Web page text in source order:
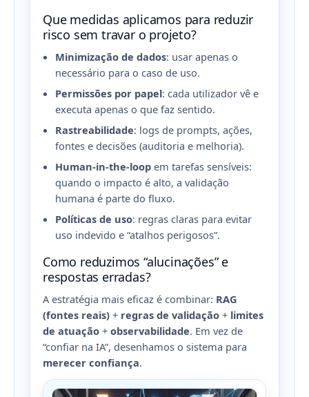
Que medidas aplicamos para reduzir
risco sem travar o projeto?
Minimização de dados: usar apenas o
necessário para o caso de uso.
Permissões por papel: cada utilizador vê e
executa apenas o que faz sentido.
Rastreabilidade: logs de prompts, ações,
fontes e decisões (auditoria e melhoria).
Human-in-the-loop em tarefas sensíveis:
quando o impacto é alto, a validação
humana é parte do fluxo.
Políticas de uso: regras claras para evitar
uso indevido e “atalhos perigosos”.
Como reduzimos “alucinações” e
respostas erradas?
A estratégia mais eficaz é combinar: RAG
(fontes reais) + regras de validação + limites
de atuação + observabilidade. Em vez de
“confiar na IA”, desenhamos o sistema para
merecer confiança.